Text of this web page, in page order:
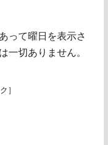
って曜日を表示さ
一切ありません。
］